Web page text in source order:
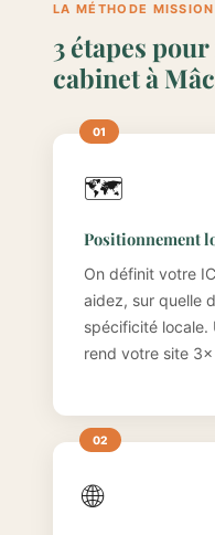
LA MÉTHODE
3 étapes
cabinet à
🗺️
Positionnement
On définit votre
aidez, sur quelle
spécificité locale.
rend votre site
🌐